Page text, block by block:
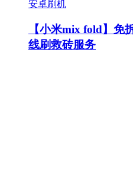
安卓刷机
【小米mix fold】免
线刷救砖服务